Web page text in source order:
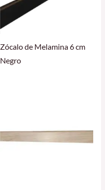
Zócalo de Melamina 6 cm
Negro